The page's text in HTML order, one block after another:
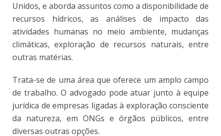
Unidos, e aborda assuntos como a disponibilidade de
recursos hídricos, as análises de impacto das
atividades humanas no meio ambiente, mudanças
climáticas, exploração de recursos naturais, entre
outras matérias.
Trata-se de uma área que oferece um amplo campo
de trabalho. O advogado pode atuar junto à equipe
jurídica de empresas ligadas à exploração consciente
da natureza, em ONGs e órgãos públicos, entre
diversas outras opções.